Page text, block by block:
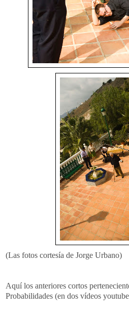
(Las fotos cortesía de Jorge Urbano)
Aquí los anteriores cortos
Probabilidades (en dos vídeos